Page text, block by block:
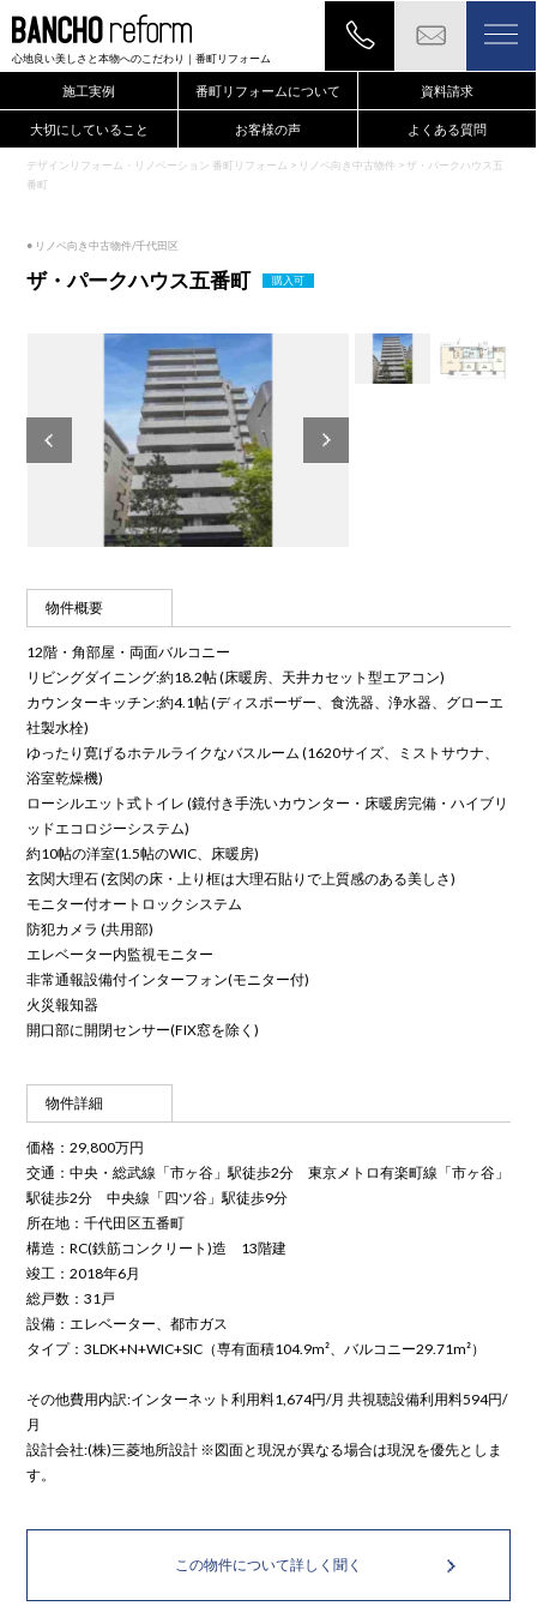
心地良い美しさと本物へのこだわり ｜番町リフォーム
施工実例 番町リフォームについて 資料請求
大切にしていること お客様の声 よくある質問
デザインリフォーム・リノベーション 番町リフォーム > リノベ向き中古物件 > ザ・パークハウス五
番町
● リノベ向き中古物件/千代田区
ザ・パークハウス五番町 購入可
物件概要
12階・角部屋・両面バルコニー
リビングダイニング:約18.2帖 (床暖房、天井カセット型エアコン)
カウンターキッチン:約4.1帖 (ディスポーザー、食洗器、浄水器、グローエ
社製水栓)
ゆったり寛げるホテルライクなバスルーム (1620サイズ、ミストサウナ、
浴室乾燥機)
ローシルエット式トイレ (鏡付き手洗いカウンター・床暖房完備・ハイブリ
ッドエコロジーシステム)
約10帖の洋室(1.5帖のWIC、床暖房)
玄関大理石 (玄関の床・上り框は大理石貼りで上質感のある美しさ)
モニター付オートロックシステム
防犯カメラ (共用部)
エレベーター内監視モニター
非常通報設備付インターフォン(モニター付)
火災報知器
開口部に開閉センサー(FIX窓を除く)
物件詳細
価格：29,800万円
交通：中央・総武線「市ヶ谷」駅徒歩2分 東京メトロ有楽町線「市ヶ谷」
駅徒歩2分 中央線「四ツ谷」駅徒歩9分
所在地：千代田区五番町
構造：RC(鉄筋コンクリート)造 13階建
竣工：2018年6月
総戸数：31戸
設備：エレベーター、都市ガス
タイプ：3LDK+N+WIC+SIC（専有面積104.9m²、バルコニー29.71m²）
その他費用内訳:インターネット利用料1,674円/月 共視聴設備利用料594円/
月
設計会社:(株)三菱地所設計 ※図面と現況が異なる場合は現況を優先としま
す。
この物件について詳しく聞く